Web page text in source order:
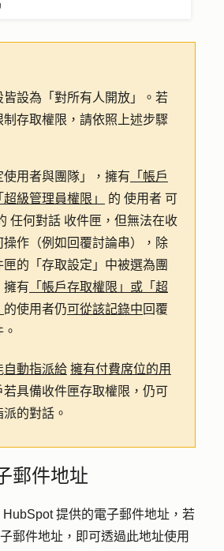
設為「 對所有人開放 」。若
存取權限，請依照上述步驟
使用者與團隊 」，擁有 「帳戶
級管理員權限」
的 使用者 可
任何對話 收件匣，但無法在收
作（例如回覆討論串），除
的「 存取設定 」中被選為團
擁有 「帳戶存取權限」或「超
的使用者仍可從該記錄中 回覆
自動指派給 擁有付費席位的用
若具備收件匣存取權限，仍可
的對話。
郵件地址
提供的電子郵件地址，若
郵件地址，即可透過此地址使用